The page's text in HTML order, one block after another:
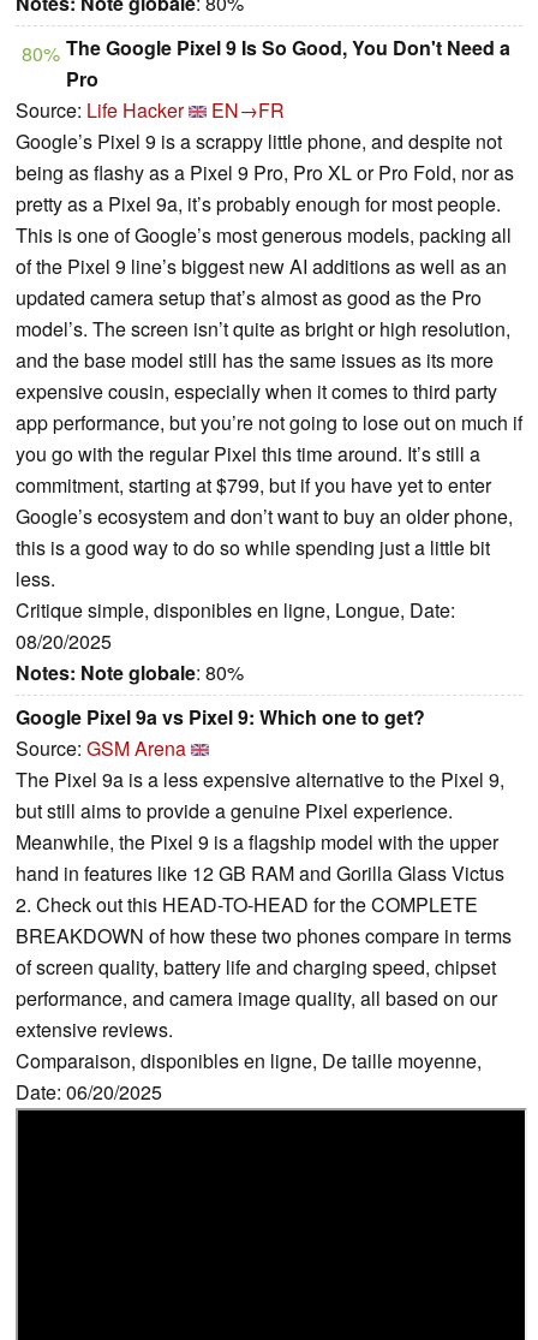
80% The Google Pixel 9 Is So Good, You Don't Need a
Pro
Source: Life Hacker
EN→FR
Google’s Pixel 9 is a scrappy little phone, and despite not
being as flashy as a Pixel 9 Pro, Pro XL or Pro Fold, nor as
pretty as a Pixel 9a, it’s probably enough for most people.
This is one of Google’s most generous models, packing all
of the Pixel 9 line’s biggest new AI additions as well as an
updated camera setup that’s almost as good as the Pro
model’s. The screen isn’t quite as bright or high resolution,
and the base model still has the same issues as its more
expensive cousin, especially when it comes to third party
app performance, but you’re not going to lose out on much if
you go with the regular Pixel this time around. It’s still a
commitment, starting at $799, but if you have yet to enter
Google’s ecosystem and don’t want to buy an older phone,
this is a good way to do so while spending just a little bit
less.
Critique simple, disponibles en ligne, Longue, Date:
08/20/2025
Notes: Note globale: 80%
Google Pixel 9a vs Pixel 9: Which one to get?
Source: GSM Arena
The Pixel 9a is a less expensive alternative to the Pixel 9,
but still aims to provide a genuine Pixel experience.
Meanwhile, the Pixel 9 is a flagship model with the upper
hand in features like 12 GB RAM and Gorilla Glass Victus
2. Check out this HEAD-TO-HEAD for the COMPLETE
BREAKDOWN of how these two phones compare in terms
of screen quality, battery life and charging speed, chipset
performance, and camera image quality, all based on our
extensive reviews.
Comparaison, disponibles en ligne, De taille moyenne,
Date: 06/20/2025